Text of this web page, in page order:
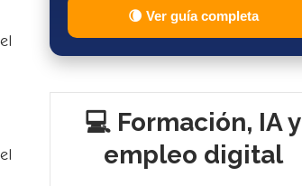
🌘 Ver guía completa
💻 Formación, IA y
empleo digital